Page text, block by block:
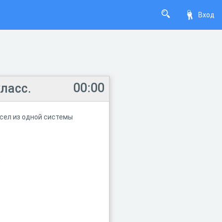
Вход
00:00
из одной системы